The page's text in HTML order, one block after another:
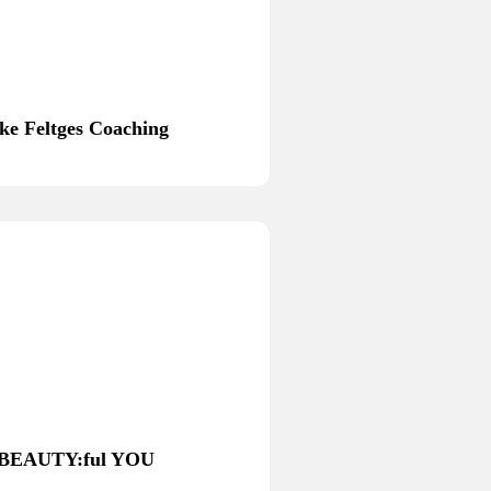
Feltges Coaching
YOU